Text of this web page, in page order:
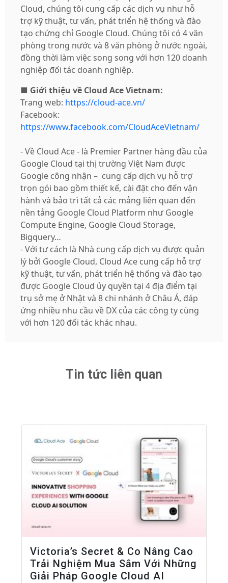
Cloud, chúng tôi cung cấp các dịch vụ như hỗ
trợ kỹ thuật, tư vấn, phát triển hệ thống và đào
tạo chứng chỉ Google Cloud. Chúng tôi có 4 văn
phòng trong nước và 8 văn phòng ở nước ngoài,
đồng thời làm việc song song với hơn 120 doanh
nghiệp đối tác doanh nghiệp.
■ Giới thiệu về Cloud Ace Vietnam:
Trang web: https://cloud-ace.vn/
Facebook:
https://www.facebook.com/CloudAceVietnam/
- Về Cloud Ace - là Premier Partner hàng đầu của
Google Cloud tại thị trường Việt Nam được
Google công nhận – cung cấp dịch vụ hỗ trợ
trọn gói bao gồm thiết kế, cài đặt cho đến vận
hành và bảo trì tất cả các mảng liên quan đến
nền tảng Google Cloud Platform như Google
Compute Engine, Google Cloud Storage,
Bigquery…
- Với tư cách là Nhà cung cấp dịch vụ được quản
lý bởi Google Cloud, Cloud Ace cung cấp hỗ trợ
kỹ thuật, tư vấn, phát triển hệ thống và đào tạo
được Google Cloud ủy quyền tại 4 địa điểm tại
trụ sở mẹ ở Nhật và 8 chi nhánh ở Châu Á, đáp
ứng nhiều nhu cầu về DX của các công ty cùng
với hơn 120 đối tác khác nhau.
Tin tức liên quan
Victoria’s Secret & Co Nâng Cao
Trải Nghiệm Mua Sắm Với Những
Giải Pháp Google Cloud AI